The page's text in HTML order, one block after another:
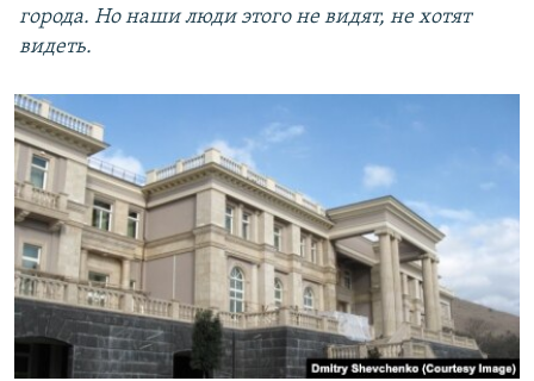
города. Но наши люди этого не видят, не хотят
видеть.